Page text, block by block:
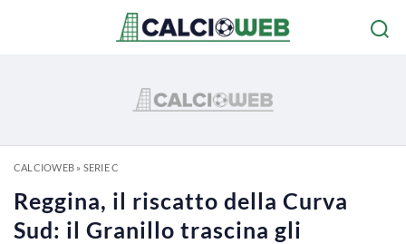
CALCIOWEB» SERIE C
Reggina, il riscatto della Curva
Sud: il Granillo trascina gli